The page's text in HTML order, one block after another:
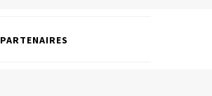
PARTENAIRES